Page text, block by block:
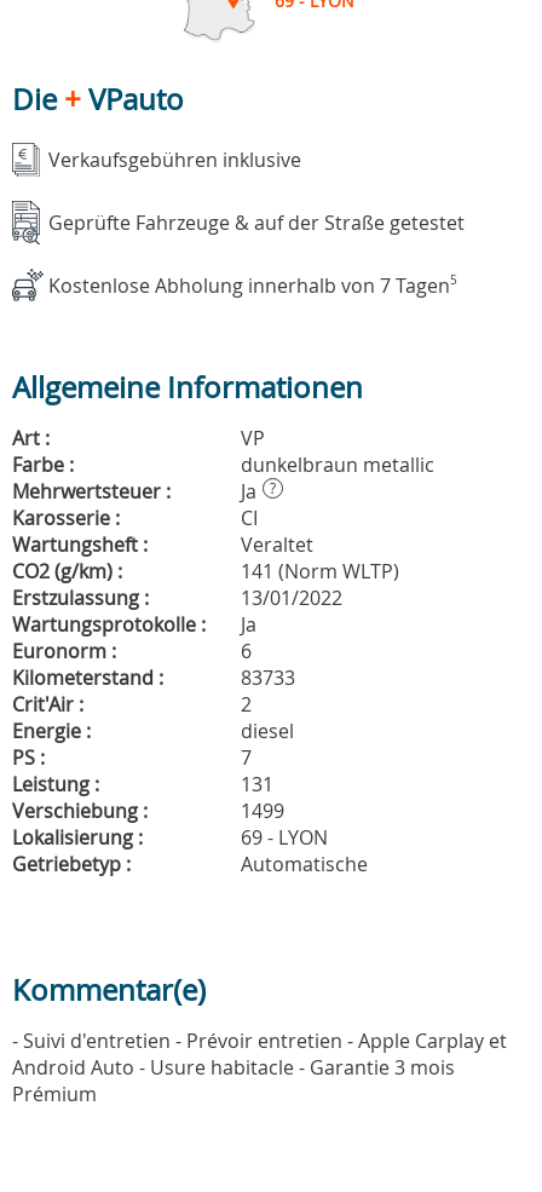
Die+VPauto
Verkaufsgebühren inklusive
Geprüfte Fahrzeuge & auf der Straße getestet
Kostenlose Abholung innerhalb von 7 Tagen5
Allgemeine Informationen
Art :
VP
Farbe :
dunkelbraun metallic
Mehrwertsteuer :
Ja ?
Karosserie :
CI
Wartungsheft :
Veraltet
CO2 (g/km) :
141 (Norm WLTP)
Erstzulassung :
13/01/2022
Wartungsprotokolle :
Ja
Euronorm :
6
Kilometerstand :
83733
Crit'Air :
2
Energie :
diesel
PS :
7
Leistung :
131
Verschiebung :
1499
Lokalisierung :
69 - LYON
Getriebetyp :
Automatische
Kommentar(e)
- Suivi d'entretien - Prévoir entretien - Apple Carplay et
Android Auto - Usure habitacle - Garantie 3 mois
Prémium